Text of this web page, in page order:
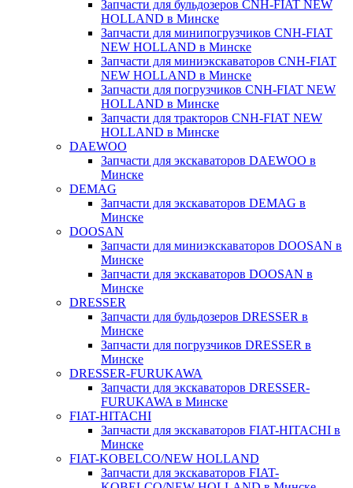
Запчасти для бульдозеров CNH-FIAT NEW
HOLLAND в Минске
Запчасти для минипогрузчиков CNH-FIAT
NEW HOLLAND в Минске
Запчасти для миниэкскаваторов CNH-FIAT
NEW HOLLAND в Минске
Запчасти для погрузчиков CNH-FIAT NEW
HOLLAND в Минске
Запчасти для тракторов CNH-FIAT NEW
HOLLAND в Минске
DAEWOO
Запчасти для экскаваторов DAEWOO в
Минске
DEMAG
Запчасти для экскаваторов DEMAG в
Минске
DOOSAN
Запчасти для миниэкскаваторов DOOSAN в
Минске
Запчасти для экскаваторов DOOSAN в
Минске
DRESSER
Запчасти для бульдозеров DRESSER в
Минске
Запчасти для погрузчиков DRESSER в
Минске
DRESSER-FURUKAWA
Запчасти для экскаваторов DRESSER-
FURUKAWA в Минске
FIAT-HITACHI
Запчасти для экскаваторов FIAT-HITACHI в
Минске
FIAT-KOBELCO/NEW HOLLAND
Запчасти для экскаваторов FIAT-